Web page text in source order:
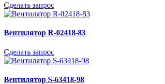
Сделать запрос
Вентилятор R-02418-83
Сделать запрос
Вентилятор S-63418-98